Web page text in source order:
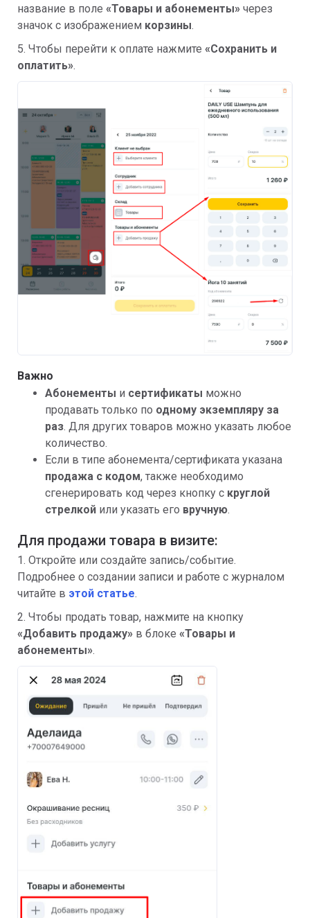
название в поле «Товары и абонементы» через
значок с изображением корзины.
5. Чтобы перейти к оплате нажмите «Сохранить и
оплатить».
Важно
Абонементы и сертификаты можно
продавать только по одному экземпляру за
раз. Для других товаров можно указать любое
количество.
Если в типе абонемента/сертификата указана
продажа с кодом, также необходимо
сгенерировать код через кнопку с круглой
стрелкой или указать его вручную.
Для продажи товара в визите:
1. Откройте или создайте запись/событие.
Подробнее о создании записи и работе с журналом
читайте в этой статье.
2. Чтобы продать товар, нажмите на кнопку
«Добавить продажу» в блоке «Товары и
абонементы».